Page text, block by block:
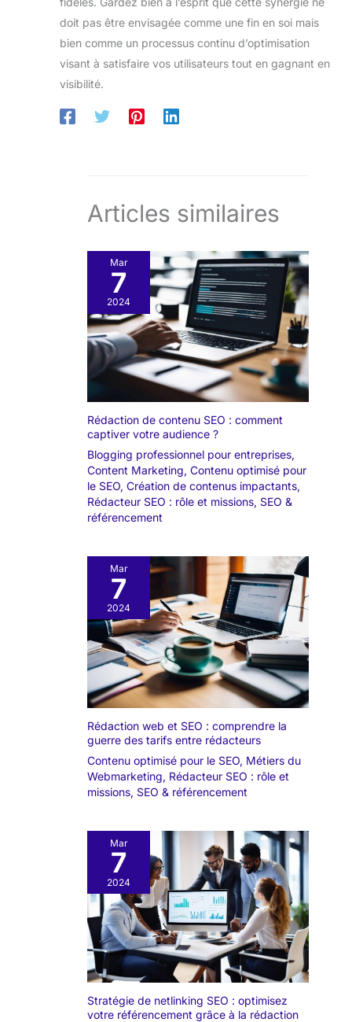
doit pas être envisagée comme une fin en soi mais
bien comme un processus continu d’optimisation
visant à satisfaire vos utilisateurs tout en gagnant en
visibilité.
Articles similaires
Mar
7
2024
Rédaction de contenu SEO : comment
captiver votre audience ?
Blogging professionnel pour entreprises,
Content Marketing, Contenu optimisé pour
le SEO, Création de contenus impactants,
Rédacteur SEO : rôle et missions, SEO &
référencement
Mar
7
2024
Rédaction web et SEO : comprendre la
guerre des tarifs entre rédacteurs
Contenu optimisé pour le SEO, Métiers du
Webmarketing, Rédacteur SEO : rôle et
missions, SEO & référencement
Mar
7
2024
Stratégie de netlinking SEO : optimisez
votre référencement grâce à la rédaction